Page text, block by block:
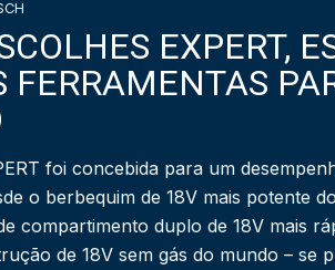
EXPERT,
FERRAMENTAS
foi concebida para um
o berbequim de 18V mais potente
compartimento duplo de 18V mais
de 18V sem gás do mundo – se